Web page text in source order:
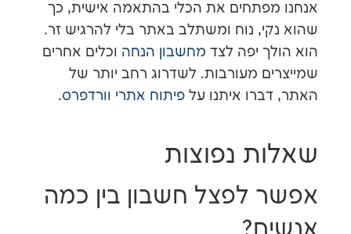
את הכלי בהתאמה אישית, כך
נוח ומשתלב באתר בלי להרגיש זר.
יפה לצדמחשבון הנחהוכלים אחרים
מעורבות. לשדרוג רחב יותר של
איתנו עלפיתוח אתרי וורדפרס.
נפוצות
לפצל חשבון בין כמה